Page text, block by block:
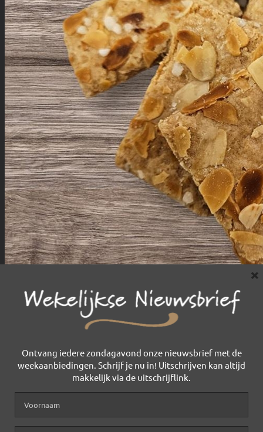
Ontvang iedere zondagavond onze nieuwsbrief met de
weekaanbiedingen. Schrijf je nu in! Uitschrijven kan altijd
makkelijk via de uitschrijflink.
×